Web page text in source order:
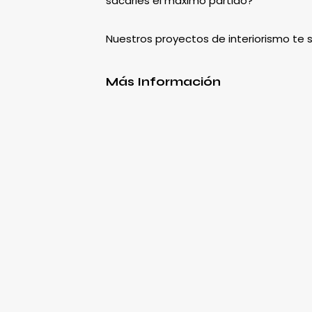
Nuestros proyectos de interiorismo te
Más Información